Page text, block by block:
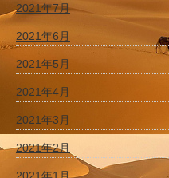
2021年7月
2021年6月
2021年5月
2021年4月
2021年3月
2021年2月
2021年1月